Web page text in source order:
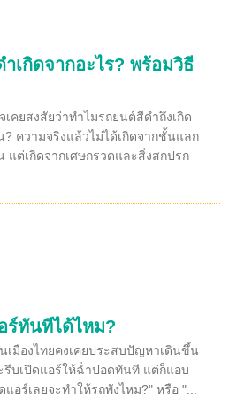
เกิดจากอะไร? พร้อมวิธี
คยสงสัยว่าทำไมรถยนต์สีดำถึงเกิด
ความจริงแล้วไม่ได้เกิดจากชั้นแลก
แต่เกิดจากเศษกรวดและสิ่งสกปรก
ร์ทันทีได้ไหม?
เมืองไทยคงเคยประสบปัญหาเดินขึ้น
บเปิดแอร์ให้ฉ่ำปอดทันที แต่ก็แอบ
แอร์เลยจะทำให้รถพังไหม?" หรือ "...